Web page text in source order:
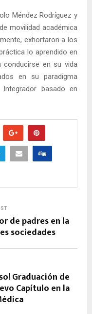
Méndez Rodríguez y
movilidad académica
exhortaron a los
lo aprendido en
en su vida
en su paradigma
basado en
de padres en la
sociedades
Graduación de
Capítulo en la